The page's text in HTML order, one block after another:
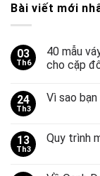
Bài viết mới
03
Th6
40 mẫu
cho cặp
24
Th3
Vì sao
13
Th3
Quy trình